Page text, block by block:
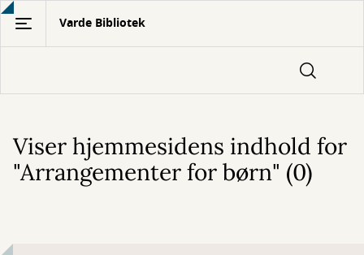
Gå
hovedindhold
Varde Bibliotek
Viser hjemmesidens indhold for
"Arrangementer for børn" (0)